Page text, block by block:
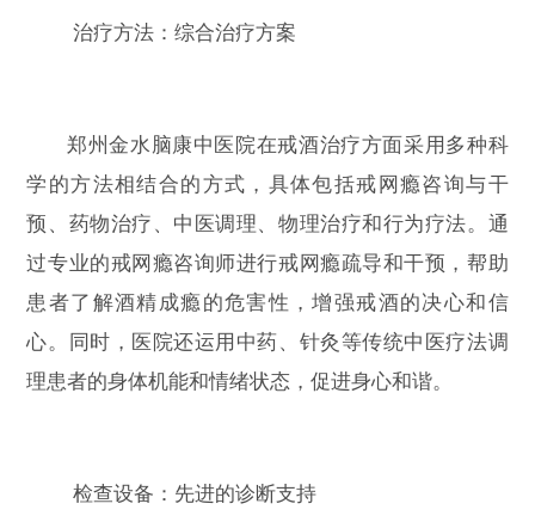
治疗方法：综合治疗方案
郑州金水脑康中医院在戒酒治疗方面采用多种科
学的方法相结合的方式，具体包括戒网瘾咨询与干
预、药物治疗、中医调理、物理治疗和行为疗法。通
过专业的戒网瘾咨询师进行戒网瘾疏导和干预，帮助
患者了解酒精成瘾的危害性，增强戒酒的决心和信
心。同时，医院还运用中药、针灸等传统中医疗法调
理患者的身体机能和情绪状态，促进身心和谐。
检查设备：先进的诊断支持